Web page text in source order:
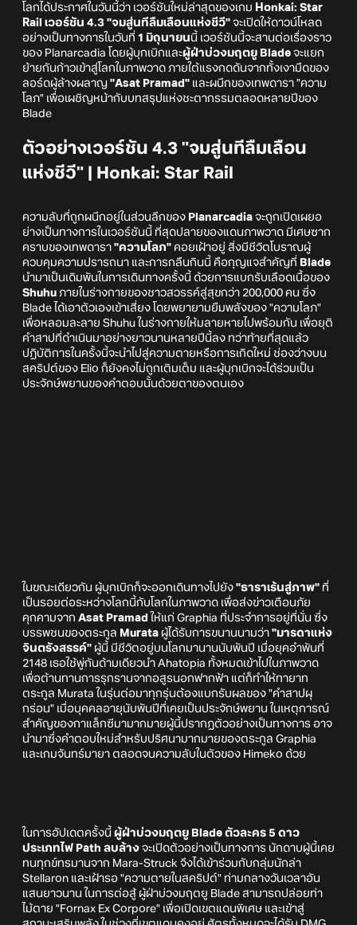
โลกได้ประกาศในวันนี้ว่า เวอร์ชันใหม่ล่าสุดของเกม Honkai: Star
Rail เวอร์ชัน 4.3 "จมสู่นทีลืมเลือนแห่งชีวี" จะเปิดให้ดาวน์โหลด
อย่างเป็นทางการในวันที่ 1 มิถุนายนนี้ เวอร์ชันนี้จะสานต่อเรื่องราว
ของ Planarcadia โดยผู้บุกเบิกและผู้ฝ่าบ่วงมฤตยู Blade จะแยก
ย้ายกันก้าวเข้าสู่โลกในภาพวาด ภายใต้แรงกดดันจากทั้งเงามืดของ
ลอร์ดผู้ล้างผลาญ "Asat Pramad" และผนึกของเทพดารา "ความ
โลภ" เพื่อเผชิญหน้ากับบทสรุปแห่งชะตากรรมตลอดหลายปีของ
Blade
ตัวอย่างเวอร์ชัน 4.3 "จมสู่นทีลืมเลือน
แห่งชีวี" | Honkai: Star Rail
ความลับที่ถูกผนึกอยู่ในส่วนลึกของ Planarcadia จะถูกเปิดเผยอ
ย่างเป็นทางการในเวอร์ชันนี้ ที่สุดปลายของแดนภาพวาด มีเศษซาก
คราบของเทพดารา "ความโลภ" คอยเฝ้าอยู่ สิ่งมีชีวิตโบราณผู้
ควบคุมความปรารถนา และการกลืนกินนี้ คือกุญแจสำคัญที่ Blade
นำมาเป็นเดิมพันในการเดินทางครั้งนี้ ด้วยการแบกรับเลือดเนื้อของ
Shuhu ภายในร่างกายของชาวสวรรค์สู่สุขกว่า 200,000 คน ซึ่ง
Blade ได้เอาตัวเองเข้าเสี่ยง โดยพยายามยืมพลังของ "ความโลภ"
เพื่อหลอมละลาย Shuhu ในร่างกายให้มลายหายไปพร้อมกัน เพื่อยุติ
คำสาปที่ดำเนินมาอย่างยาวนานหลายปีนี้ลง ทว่าท้ายที่สุดแล้ว
ปฏิบัติการในครั้งนี้จะนำไปสู่ความตายหรือการเกิดใหม่ ช่องว่างบน
สคริปต์ของ Elio ก็ยังคงไม่ถูกเติมเต็ม และผู้บุกเบิกจะได้ร่วมเป็น
ประจักษ์พยานของคำตอบนั้นด้วยตาของตนเอง
ในขณะเดียวกัน ผู้บุกเบิกก็จะออกเดินทางไปยัง "ธาราเร้นสู่ภาพ" ที่
เป็นรอยต่อระหว่างโลกนี้กับโลกในภาพวาด เพื่อส่งข่าวเตือนภัย
คุกคามจาก Asat Pramad ให้แก่ Graphia ที่ประจำการอยู่ที่นั่น ซึ่ง
บรรพชนของตระกูล Murata ผู้ได้รับการขนานนามว่า "มารดาแห่ง
จินตรังสรรค์" ผู้นี้ มีชีวิตอยู่บนโลกมานานนับพันปี เมื่อยุคอำพันที่
2148 เธอใช้พู่กันด้ามเดียวนำ Ahatopia ทั้งหมดเข้าไปในภาพวาด
เพื่อต้านทานการรุกรานจากอสูรนอกฟากฟ้า แต่ก็ทำให้ทายาท
ตระกูล Murata ในรุ่นต่อมาทุกรุ่นต้องแบกรับผลของ "คำสาปผุ
กร่อน" เมื่อบุคคลอายุนับพันปีที่เคยเป็นประจักษ์พยาน ในเหตุการณ์
สำคัญของกาแล็กซีมามากมายผู้นี้ปรากฏตัวอย่างเป็นทางการ อาจ
นำมาซึ่งคำตอบใหม่สำหรับปริศนามากมายของตระกูล Graphia
และเกมจันทร์มายา ตลอดจนความลับในตัวของ Himeko ด้วย
ในการอัปเดตครั้งนี้ ผู้ฝ่าบ่วงมฤตยู Blade ตัวละคร 5 ดาว
ประเภทไฟ Path ลบล้าง จะเปิดตัวอย่างเป็นทางการ นักดาบผู้นี้เคย
ทนทุกข์ทรมานจาก Mara-Struck จึงได้เข้าร่วมกับกลุ่มนักล่า
Stellaron และเฝ้ารอ "ความตายในสคริปต์" ท่ามกลางวันเวลาอัน
แสนยาวนาน ในการต่อสู้ ผู้ฝ่าบ่วงมฤตยู Blade สามารถปล่อยท่า
ไม้ตาย "Fornax Ex Corpore" เพื่อเปิดเขตแดนพิเศษ และเข้าสู่